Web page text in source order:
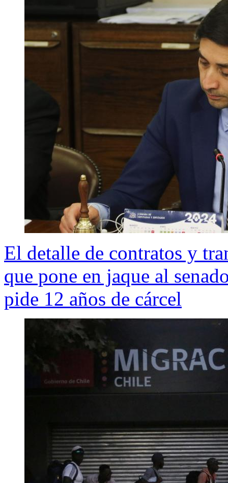
El detalle de contratos y
que pone en jaque al
pide 12 años de cárcel